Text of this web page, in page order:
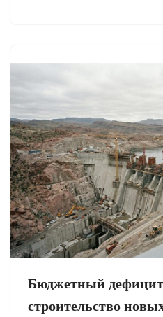
Бюджетный
строительство